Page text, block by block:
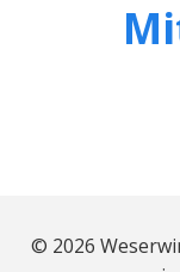
© 2026